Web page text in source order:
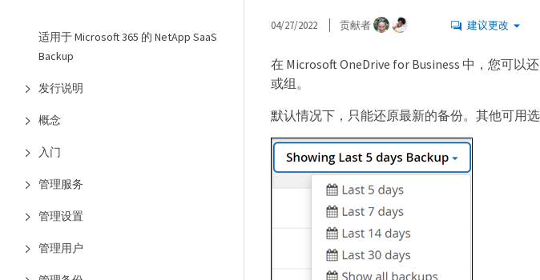
适用于 Microsoft 365 的 NetApp SaaS
Backup
发行说明
概念
入门
管理服务
管理设置
管理用户
04/27/2022 贡献者 建议更改
在 Microsoft OneDrive for Business 中，您可
或组。
默认情况下，只能还原最新的备份。其他可用选